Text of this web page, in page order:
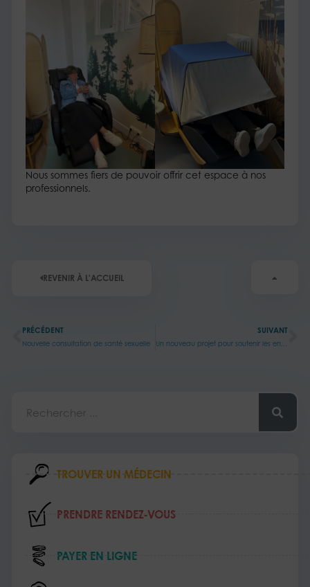
Nous sommes fiers de pouvoir offrir cet espace à nos
professionnels.
REVENIR À L'ACCUEIL
PRÉCÉDENT
Nouvelle consultation de santé sexuelle
SUIVANT
TROUVER UN MÉDECIN
PRENDRE RENDEZ‑VOUS
PAYER EN LIGNE